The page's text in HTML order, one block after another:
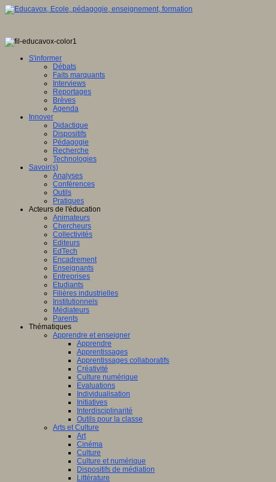
S'informer
Débats
Faits marquants
Interviews
Reportages
Brèves
Agenda
Innover
Didactique
Dispositifs
Pédagogie
Recherche
Technologies
Savoir(s)
Analyses
Conférences
Outils
Pratiques
Acteurs de l'éducation
Animateurs
Chercheurs
Collectivités
Editeurs
EdTech
Encadrement
Enseignants
Entreprises
Etudiants
Filières industrielles
Institutionnels
Médiateurs
Parents
Thématiques
Apprendre et enseigner
Apprendre
Apprentissages
Apprentissages collaboratifs
Créativité
Culture numérique
Evaluations
Individualisation
Initiatives
Interdisciplinarité
Outils pour la classe
Arts et Culture
Art
Cinéma
Culture
Culture et numérique
Dispositifs de médiation
Littérature